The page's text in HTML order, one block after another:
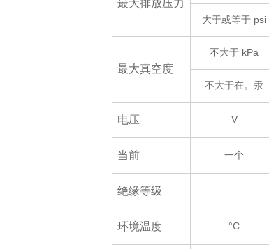
最大排放压力
大于或等于 psi
最大真空度
不大于 kPa
不大于在。汞
电压 V
当前 一个
绝缘等级
环境温度 °C